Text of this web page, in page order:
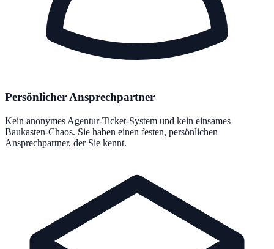
Persönlicher Ansprechpartner
Kein anonymes Agentur-Ticket-System und kein einsames
Baukasten-Chaos. Sie haben einen festen, persönlichen
Ansprechpartner, der Sie kennt.